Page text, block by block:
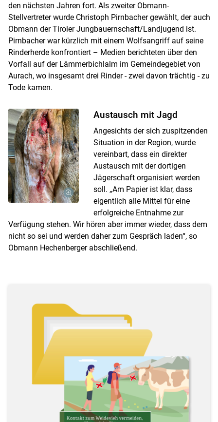
den nächsten Jahren fort. Als zweiter Obmann-
Stellvertreter wurde Christoph Pirnbacher gewählt, der auch
Obmann der Tiroler Jungbauernschaft/Landjugend ist.
Pirnbacher war kürzlich mit einem Wolfsangriff auf seine
Rinderherde konfrontiert – Medien berichteten über den
Vorfall auf der Lämmerbichlalm im Gemeindegebiet von
Aurach, wo insgesamt drei Rinder - zwei davon trächtig - zu
Tode kamen.
Austausch mit Jagd
Angesichts der sich zuspitzenden
Situation in der Region, wurde
vereinbart, dass ein direkter
Austausch mit der dortigen
Jägerschaft organisiert werden
soll. „Am Papier ist klar, dass
eigentlich alle Mittel für eine
erfolgreiche Entnahme zur
Verfügung stehen. Wir hören aber immer wieder, dass dem
nicht so sei und werden daher zum Gespräch laden“, so
Obmann Hechenberger abschließend.